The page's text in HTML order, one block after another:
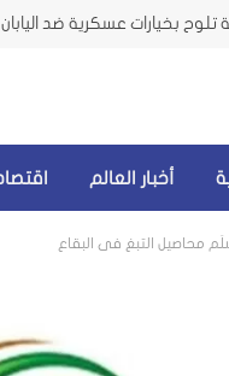
تلوح بخيارات عسكرية ضد اليابان
أخبار العالم
محاصيل التبغ في البقاع